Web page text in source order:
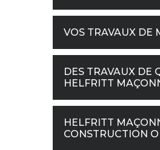
VOS TRAVAUX DE
DES TRAVAUX DE
HELFRITT
HELFRITT
CONSTRUCTION